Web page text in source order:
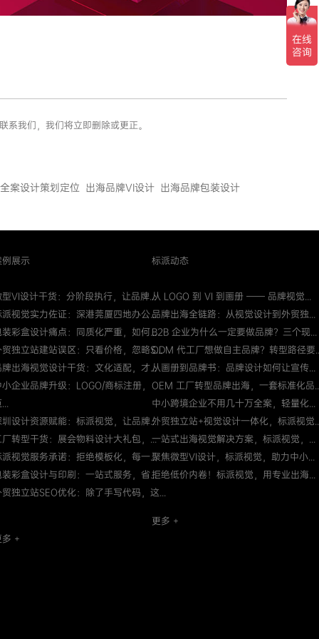
我们，我们将立即删除或更正。
案设计策划定位 出海品牌VI设计 出海品牌包装设计
例展示
型VI设计干货：分阶段执行，让品牌...
派视觉实力佐证：深港莞厦四地办公...
装彩盒设计痛点：同质化严重，如何...
贸独立站建站误区：只看价格，忽略S...
牌出海视觉设计干货：文化适配，才...
企业品牌升级：LOGO/商标注册，
圳设计资源赋能：标派视觉，让品牌...
厂转型干货：展会物料设计大礼包，...
派视觉服务承诺：拒绝模板化，每一...
装彩盒设计与印刷：一站式服务，省...
独立站SEO优化：除了手写代码，这...
多 +
标派动态
从 LOGO 到 VI 到画册 —— 品牌视觉...
品牌出海全链路：从视觉设计到外贸独...
B2B 企业为什么一定要做品牌？三个现...
ODM 代工厂想做自主品牌？转型路径要
从画册到品牌书：品牌设计如何让宣传...
OEM 工厂转型品牌出海，一套标准化品
中小跨境企业不用几十万全案，轻量化...
外贸独立站+视觉设计一体化，标派视觉
一站式出海视觉解决方案，标派视觉，...
聚焦微型VI设计，标派视觉，助力中小...
拒绝低价内卷！标派视觉，用专业出海...
更多 +